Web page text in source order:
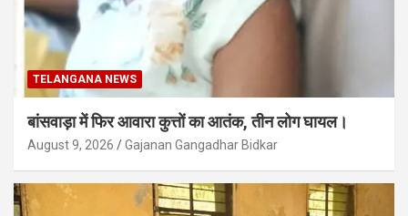
TELANGANA NEWS
बांसवाड़ा में फिर आवारा कुत्तों का आतंक, तीन लोग घायल।
August 9, 2026 Gajanan Gangadhar Bidkar